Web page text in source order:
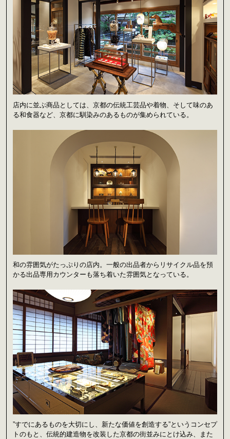
店内に並ぶ商品としては、京都の伝統工芸品や着物、そして味のあ
る和食器など、京都に馴染みのあるものが集められている。
和の雰囲気がたっぷりの店内。一般の出品者からリサイクル品を預
かる出品専用カウンターも落ち着いた雰囲気となっている。
”すでにあるものを大切にし、新たな価値を創造する”というコンセプ
トのもと、伝統的建造物を改装した京都の街並みにとけ込み、また